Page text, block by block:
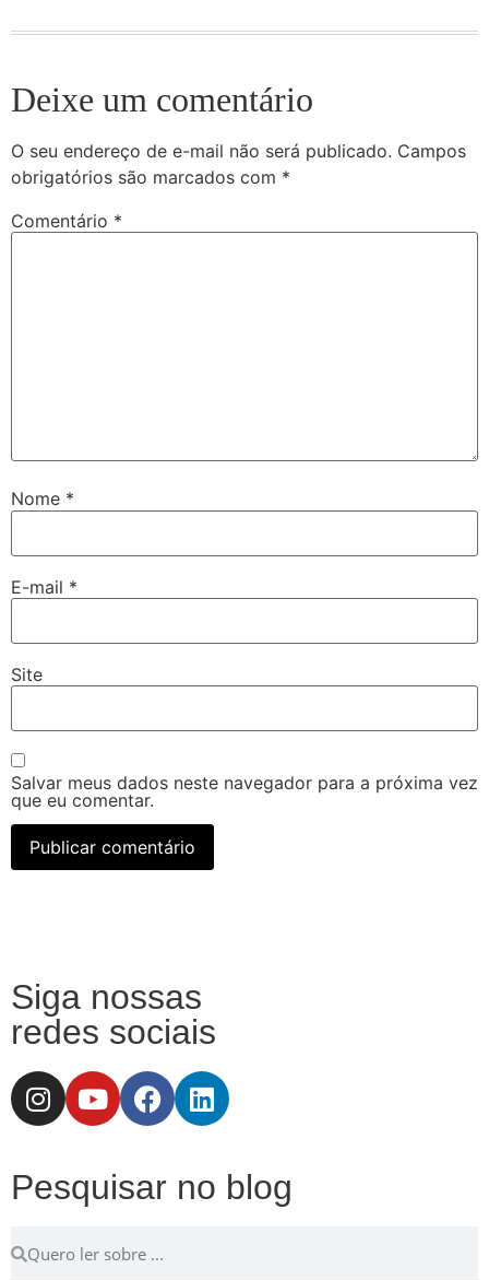
Deixe um comentário
O seu endereço de e-mail não será publicado. Campos
obrigatórios são marcados com *
Comentário *
Nome *
E-mail *
Site
Salvar meus dados neste navegador para a próxima vez
que eu comentar.
Siga nossas
redes sociais
Pesquisar no blog